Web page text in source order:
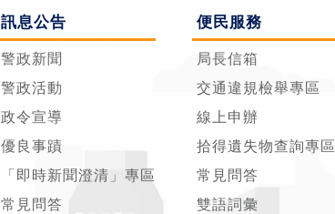
訊息公告
警政新聞
警政活動
政令宣導
優良事蹟
「即時新聞澄清」專區
常見問答
便民服務
局長信箱
交通違規檢舉專區
線上申辦
拾得遺失物查詢專區
常見問答
雙語詞彙